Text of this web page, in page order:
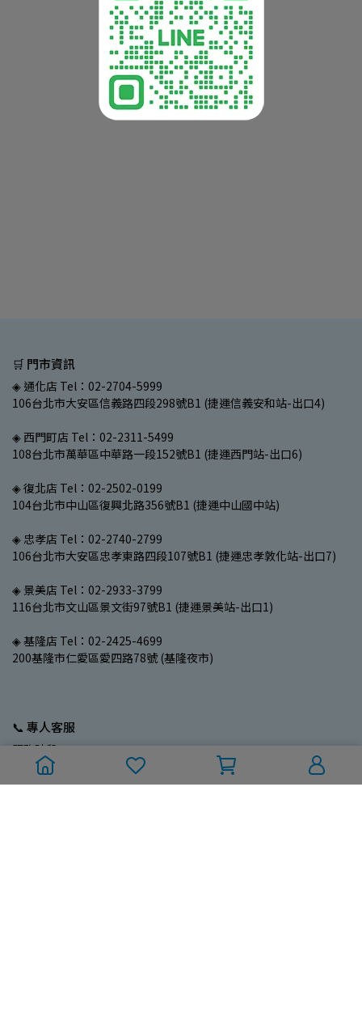
🛒 門市資訊
◈ 通化店 Tel：02-2704-5999
106台北市大安區信義路四段298號B1 (捷運信義安和站-出口4)
◈ 西門町店 Tel：02-2311-5499
108台北市萬華區中華路一段152號B1 (捷運西門站-出口6)
◈ 復北店 Tel：02-2502-0199
104台北市中山區復興北路356號B1 (捷運中山國中站)
◈ 忠孝店 Tel：02-2740-2799
106台北市大安區忠孝東路四段107號B1 (捷運忠孝敦化站-出口7)
◈ 景美店 Tel：02-2933-3799
116台北市文山區景文街97號B1 (捷運景美站-出口1)
◈ 基隆店 Tel：02-2425-4699
200基隆市仁愛區愛四路78號 (基隆夜市)
📞 專人客服
服務時段：
週一至週五 (國定/例假日除外)
10:00~12:00；13:00~17:00